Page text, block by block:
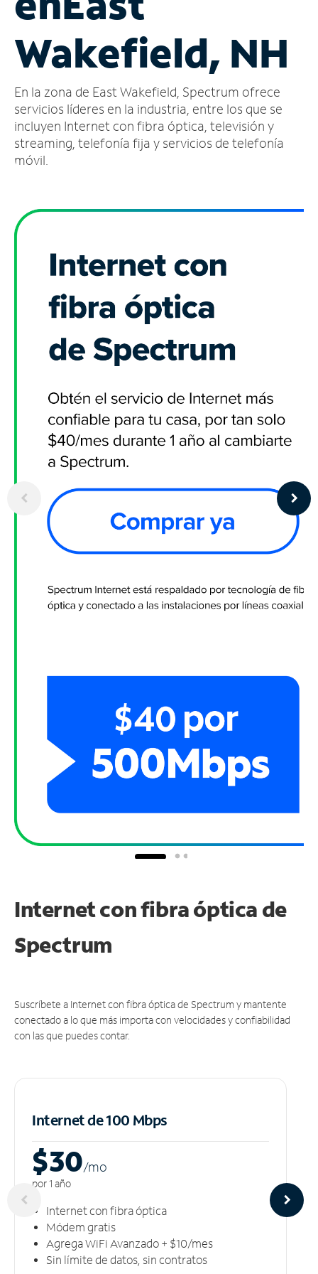
cuenta
Encuentra
tienda
Wakefield, NH
En la zona de East Wakefield, Spectrum ofrece
servicios líderes en la industria, entre los que se
incluyen Internet con fibra óptica, televisión y
streaming, telefonía fija y servicios de telefonía
móvil.
Internet con fibra óptica de
Spectrum
Suscríbete a Internet con fibra óptica de Spectrum y mantente
conectado a lo que más importa con velocidades y confiabilidad
con las que puedes contar.
Internet de 100 Mbps
$30/mo
por 1 año
Internet con fibra óptica
Módem gratis
Agrega WiFi Avanzado + $10/mes
Sin límite de datos, sin contratos